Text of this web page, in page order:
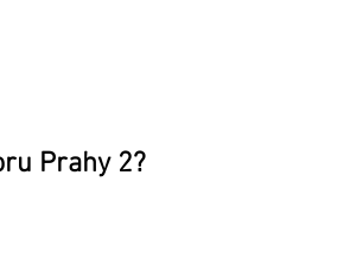
Prahy 2?